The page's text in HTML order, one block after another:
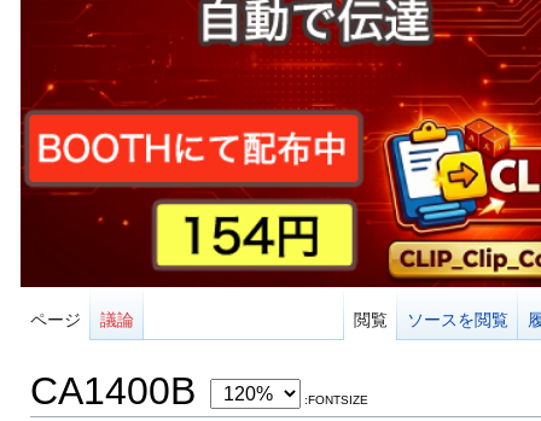
ページ 議論 閲覧 ソースを閲覧
CA1400B :FONTSIZE